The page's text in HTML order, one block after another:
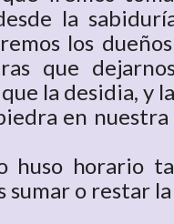
la
los
que
la desidia, y
en
huso horario
sumar o restar